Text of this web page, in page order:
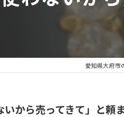
愛知県大府市
いから売ってきて」と頼